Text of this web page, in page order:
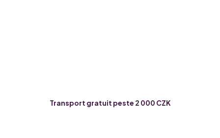
Transport gratuit peste 2 000 CZK